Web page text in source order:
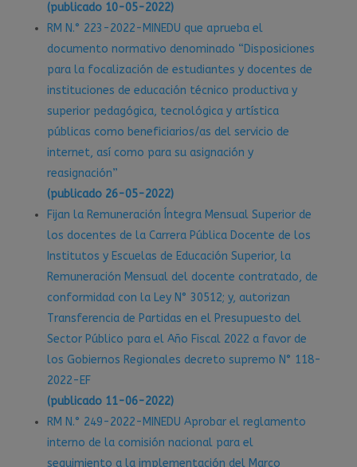
(publicado 10-05-2022)
RM N.° 223-2022-MINEDU que aprueba el
documento normativo denominado “Disposiciones
para la focalización de estudiantes y docentes de
instituciones de educación técnico productiva y
superior pedagógica, tecnológica y artística
públicas como beneficiarios/as del servicio de
internet, así como para su asignación y
reasignación”
(publicado 26-05-2022)
Fijan la Remuneración Íntegra Mensual Superior de
los docentes de la Carrera Pública Docente de los
Institutos y Escuelas de Educación Superior, la
Remuneración Mensual del docente contratado, de
conformidad con la Ley N° 30512; y, autorizan
Transferencia de Partidas en el Presupuesto del
Sector Público para el Año Fiscal 2022 a favor de
los Gobiernos Regionales decreto supremo N° 118-
2022-EF
(publicado 11-06-2022)
RM N.° 249-2022-MINEDU Aprobar el reglamento
interno de la comisión nacional para el
seguimiento a la implementación del Marco